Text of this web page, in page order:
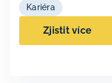
Kariéra
Zjistit více